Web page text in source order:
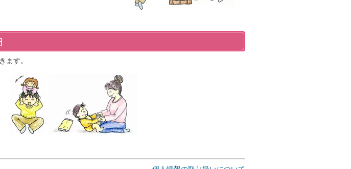
ます。